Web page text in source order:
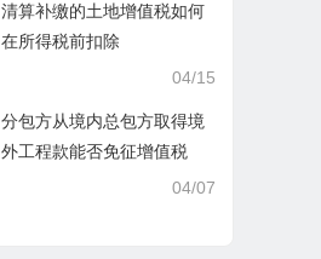
清算补缴的土地增值税如何
在所得税前扣除
04/15
分包方从境内总包方取得境
外工程款能否免征增值税
04/07